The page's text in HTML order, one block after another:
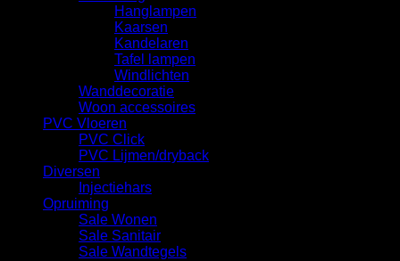
Hanglampen
Kaarsen
Kandelaren
Tafel lampen
Windlichten
Wanddecoratie
Woon accessoires
PVC Vloeren
PVC Click
PVC Lijmen/dryback
Diversen
Injectiehars
Opruiming
Sale Wonen
Sale Sanitair
Sale Wandtegels